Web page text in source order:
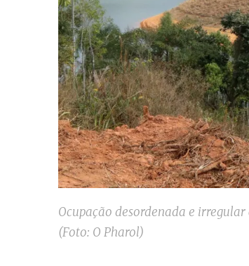
Ocupação desordenada e
(Foto: O Pharol)